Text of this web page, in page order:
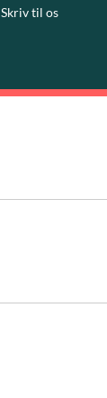
Skriv til os